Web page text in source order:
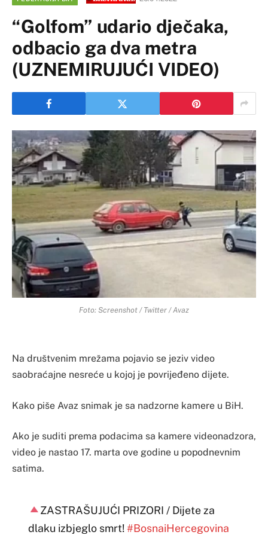
“Golfom” udario dječaka,
odbacio ga dva metra
(UZNEMIRUJUĆI VIDEO)
Foto: Screenshot / Twitter / Avaz
Na društvenim mrežama pojavio se jeziv video
saobraćajne nesreće u kojoj je povrijeđeno dijete.
Kako piše Avaz snimak je sa nadzorne kamere u BiH.
Ako je suditi prema podacima sa kamere videonadzora,
video je nastao 17. marta ove godine u popodnevnim
satima.
ZASTRAŠUJUĆI PRIZORI / Dijete za
dlaku izbjeglo smrt!#BosnaiHercegovina